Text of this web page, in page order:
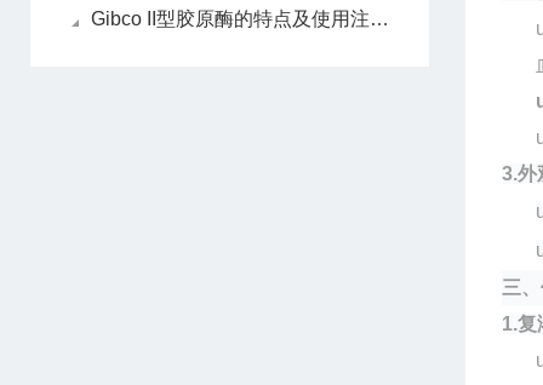
Gibco II型胶原酶的特点及使用注意事项
3.外
三
1.复